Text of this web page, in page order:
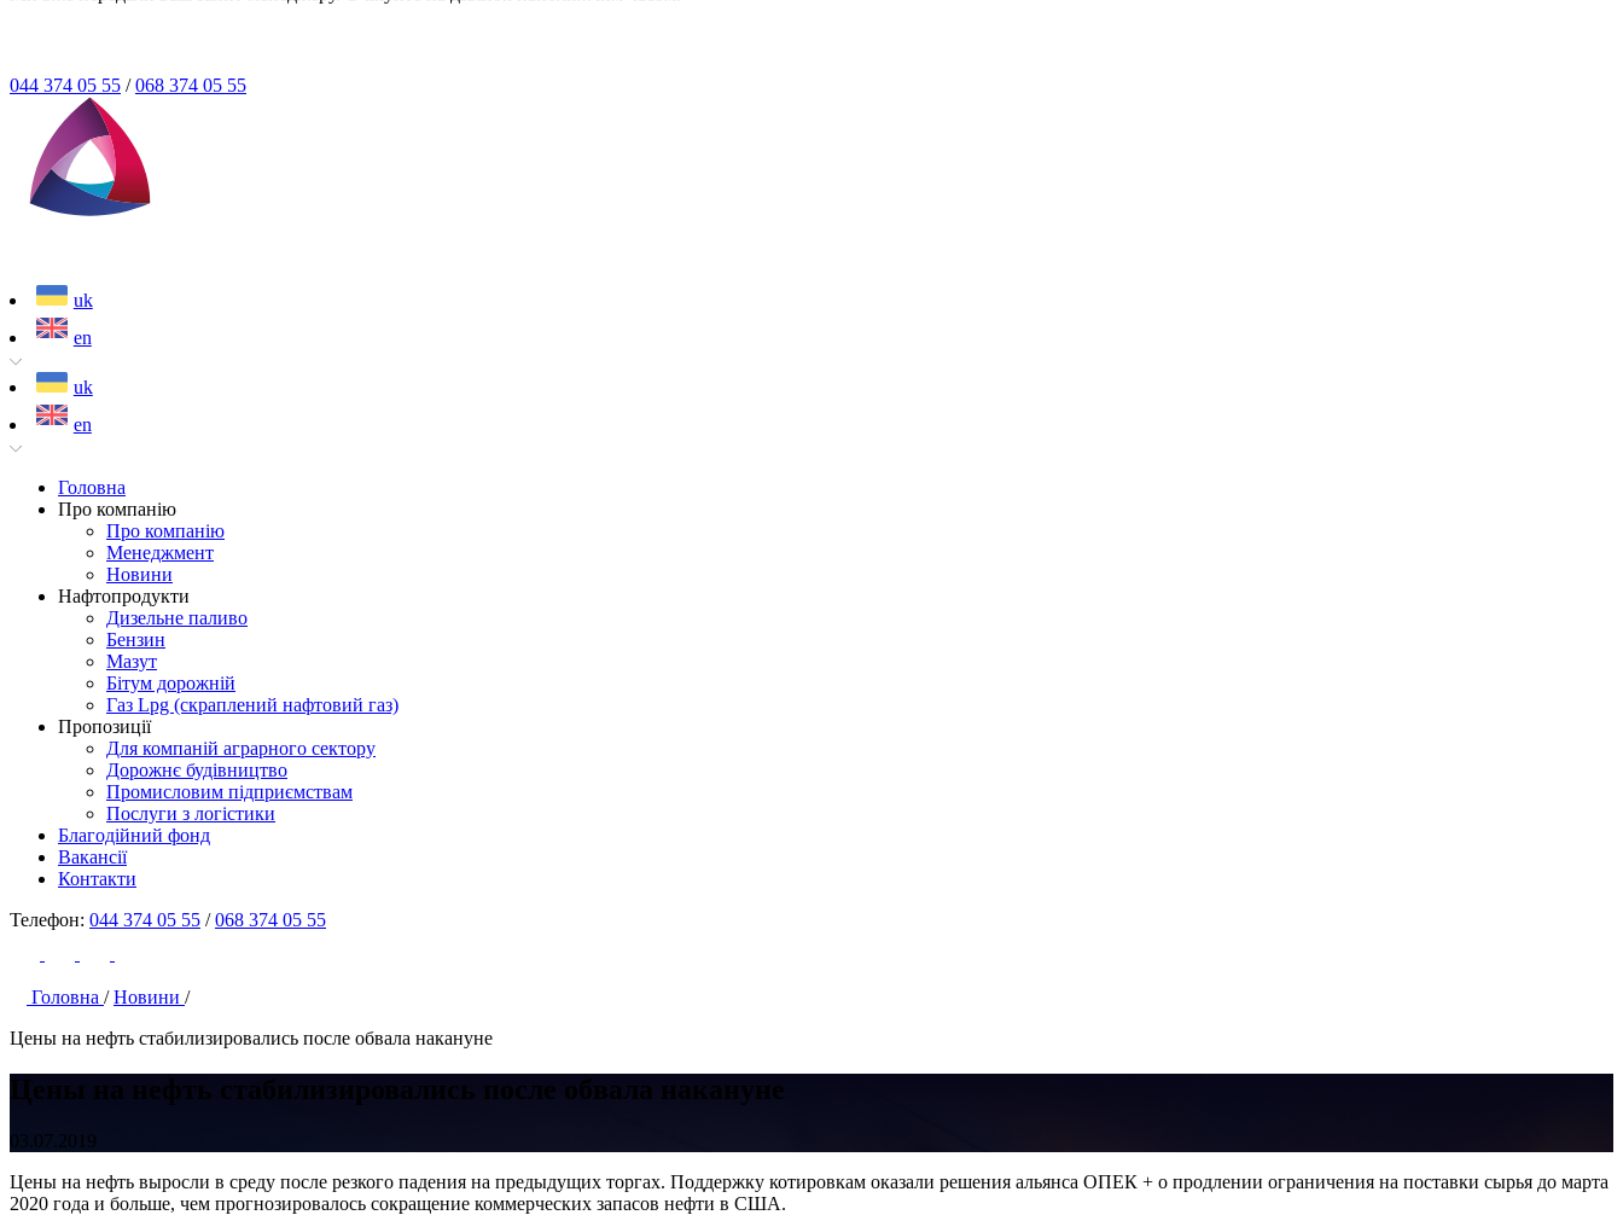
044 374 05 55 / 068 374 05 55
uk
en
uk
en
Головна
Про компанію
Про компанію
Менеджмент
Новини
Нафтопродукти
Дизельне паливо
Бензин
Мазут
Бітум дорожній
Газ Lpg (скраплений нафтовий газ)
Пропозиції
Для компаній аграрного сектору
Дорожнє будівництво
Промисловим підприємствам
Послуги з логістики
Благодійний фонд
Вакансії
Контакти
Телефон: 044 374 05 55 / 068 374 05 55
Головна / Новини /
Цены на нефть стабилизировались после обвала накануне
Цены на нефть стабилизировались после обвала накануне
03.07.2019
Цены на нефть выросли в среду после резкого падения на предыдущих торгах. Поддержку котировкам оказали решения альянса ОПЕК + о продлении ограничения на поставки сырья до марта
2020 года и больше, чем прогнозировалось сокращение коммерческих запасов нефти в США.